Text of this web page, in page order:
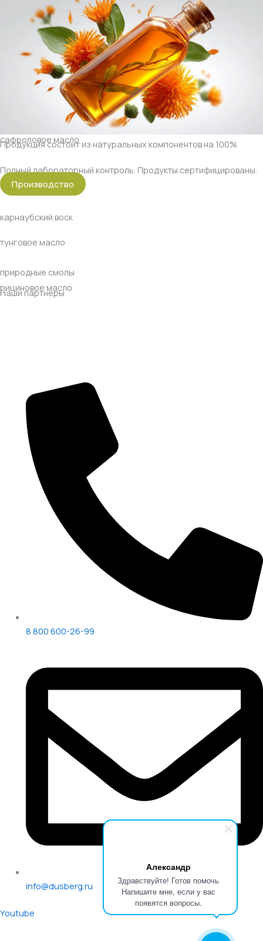
Александр
Здравствуйте! Готов помочь
Напишите мне, если у вас
появятся вопросы.
сафроловое масло
Продукция состоит из натуральных компонентов на 100%
Полный лабораторный контроль. Продукты сертифицированы.
Производство
карнаубский воск
природные смолы
рициновое масло
Наши партнеры
8 800 600-26-99
info@dusberg.ru
Youtube